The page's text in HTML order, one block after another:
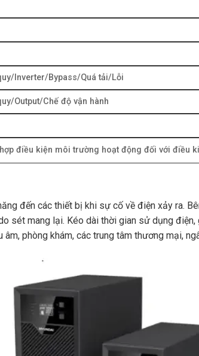
Inverter/Bypass/Quá tải/Lỗi
Output/Chế độ vận hành
điều kiện môi trường hoạt động đối với điều
đến các thiết bị khi sự cố về điện xảy ra.
sét mang lại. Kéo dài thời gian sử dụng
phòng khám, các trung tâm thương mại,